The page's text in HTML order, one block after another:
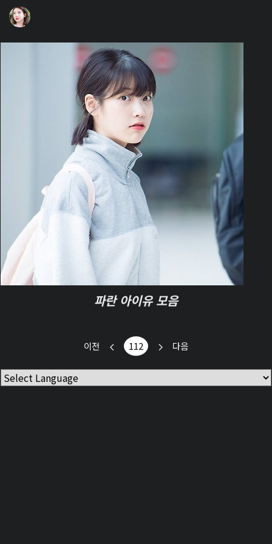
파란 아이유 모음
이전 112 다음